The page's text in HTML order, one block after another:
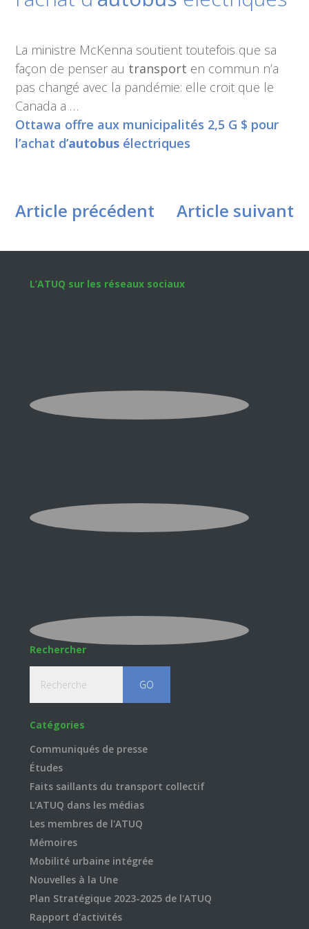
La ministre McKenna soutient toutefois que sa
façon de penser au transport en commun n’a
pas changé avec la pandémie: elle croit que le
Canada a …
Ottawa offre aux municipalités 2,5 G $ pour
l’achat d’autobus électriques
Article précédent Article suivant
Footer
L’ATUQ sur les réseaux sociaux
Rechercher
Catégories
Communiqués de presse
Études
Faits saillants du transport collectif
L'ATUQ dans les médias
Les membres de l'ATUQ
Mémoires
Mobilité urbaine intégrée
Nouvelles à la Une
Plan Stratégique 2023-2025 de l'ATUQ
Rapport d'activités